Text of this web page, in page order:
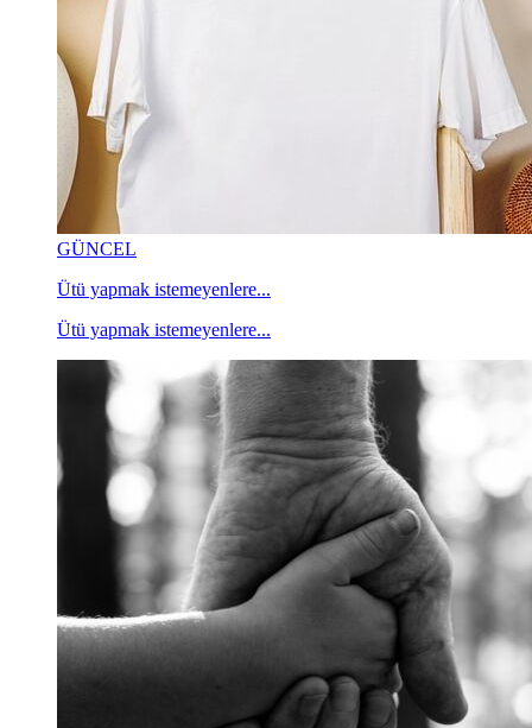
GÜNCEL
Ütü yapmak istemeyenlere...
Ütü yapmak istemeyenlere...